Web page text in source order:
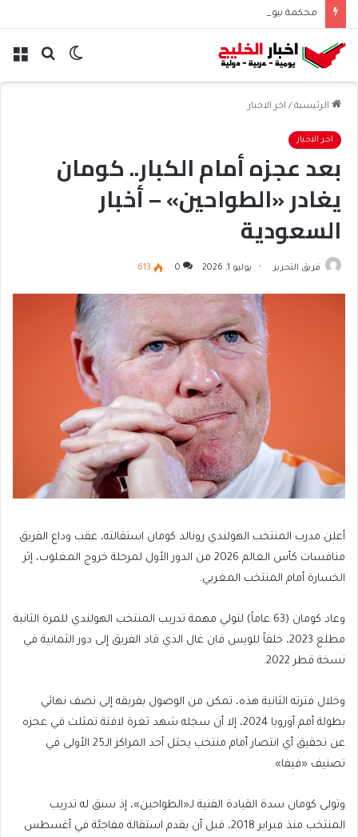
محكمة نيو مكسيكو تغرم ميتا نصف مليار دولار بسبب الأطفال
بحث الوضع
الرئيسية / اخر الاخبار
اخر الاخبار
بعد عجزه أمام الكبار.. كومان
يغادر «الطواحين» – أخبار
السعودية
فريق التحرير يوليو 1, 2026 0
613
أعلن مدرب المنتخب الهولندي رونالد كومان استقالته، عقب وداع الفريق
منافسات كأس العالم 2026 من الدور الأول لمرحلة خروج المغلوب، إثر
الخسارة أمام المنتخب المغربي.
وعاد كومان (63 عاماً) لتولي مهمة تدريب المنتخب الهولندي للمرة الثانية
مطلع 2023، خلفاً للويس فان غال الذي قاد الفريق إلى دور الثمانية في
نسخة قطر 2022.
وخلال فترته الثانية هذه، تمكن من الوصول بفريقه إلى نصف نهائي
بطولة أمم أوروبا 2024، إلا أن سجله شهد ثغرة لافتة تمثلت في عجزه
عن تحقيق أي انتصار أمام منتخب يحتل أحد المراكز الـ25 الأولى في
تصنيف «فيفا».
وتولى كومان سدة القيادة الفنية لـ«الطواحين»، إذ سبق له تدريب
المنتخب منذ فبراير 2018، قبل أن يقدم استقالة مفاجئة في أغسطس